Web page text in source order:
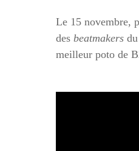
Le 15 novembre,
des beatmakers
meilleur poto de